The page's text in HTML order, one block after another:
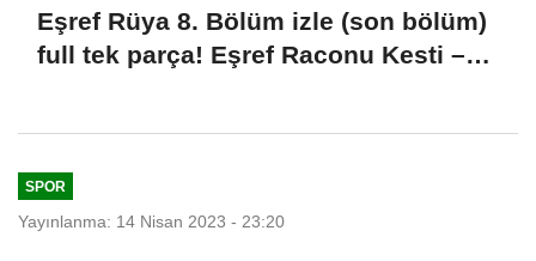
Eşref Rüya 8. Bölüm izle (son bölüm)
full tek parça! Eşref Raconu Kesti –
SPOR
Yayınlanma: 14 Nisan 2023 - 23:20